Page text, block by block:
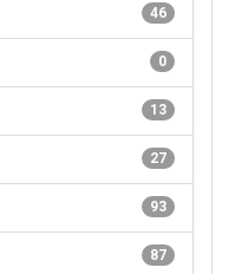
46
0
13
27
93
87